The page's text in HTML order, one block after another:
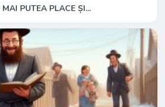
PUTEA PLACE ȘI...